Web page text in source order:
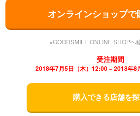
オンラインショップで
※GOODSMILE ONLINE SHOPへ
受注期間
2018年7月5日（木）12:00 ~ 2018年8
購入できる店舗を